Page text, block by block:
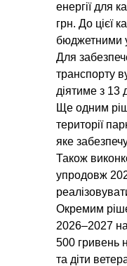
енергії для
грн. До цієї
бюджетними
Для
транспорту
діятиме з 13
Ще одним
території
яке
Також
упродовж
Окремим
2026–2027
500 гривень
та діти